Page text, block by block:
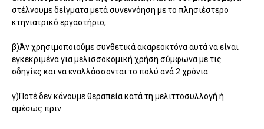
στέλνουμε δείγματα μετά συνεννόηση με το πλησιέστερο
κτηνιατρικό εργαστήριο,
β)Άν χρησιμοποιούμε συνθετικά ακαρεοκτόνα αυτά να είναι
εγκεκριμένα για μελισσοκομική χρήση σύμφωνα με τις
οδηγίες και να εναλλάσσονται το πολύ ανά 2 χρόνια.
γ)Ποτέ δεν κάνουμε θεραπεία κατά τη μελιττοσυλλογή ή
αμέσως πριν.